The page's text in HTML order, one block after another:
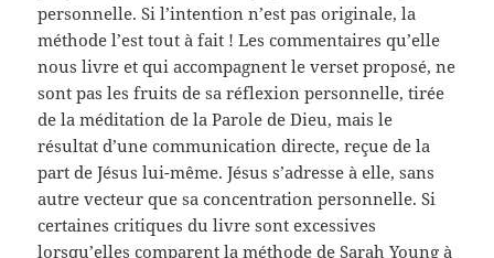
personnelle. Si l’intention n’est pas originale, la
méthode l’est tout à fait ! Les commentaires qu’elle
nous livre et qui accompagnent le verset proposé, ne
sont pas les fruits de sa réflexion personnelle, tirée
de la méditation de la Parole de Dieu, mais le
résultat d’une communication directe, reçue de la
part de Jésus lui-même. Jésus s’adresse à elle, sans
autre vecteur que sa concentration personnelle. Si
certaines critiques du livre sont excessives
lorsqu’elles comparent la méthode de Sarah Young à